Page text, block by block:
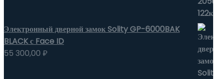
Электронный дверной замок Solity GP-6000BAK
BLACK с Face ID
55 300,00 ₽